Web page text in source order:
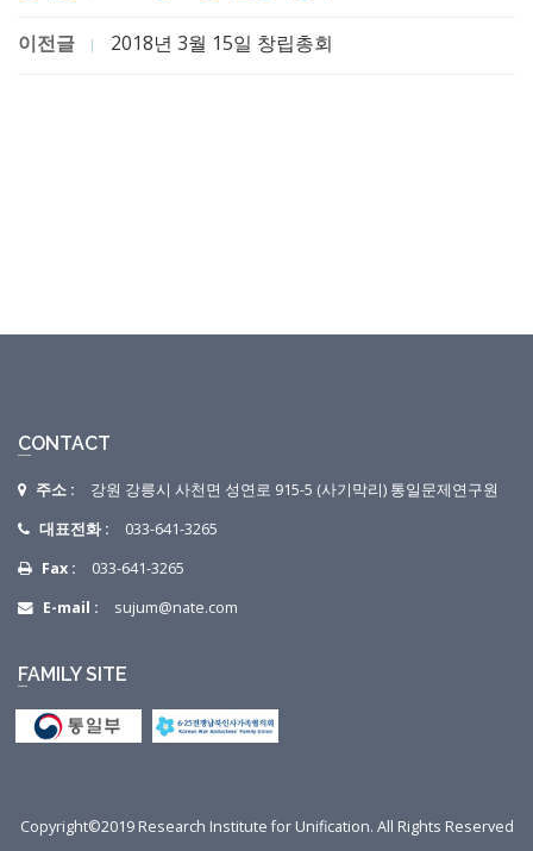
이전글 2018년 3월 15일 창립총회
CONTACT
주소 :
강원 강릉시 사천면 성연로 915-5 (사기막리) 통일문제연구원
대표전화 :
033-641-3265
Fax :
033-641-3265
E-mail :
sujum@nate.com
FAMILY SITE
Copyright©2019 Research Institute for Unification. All Rights Reserved